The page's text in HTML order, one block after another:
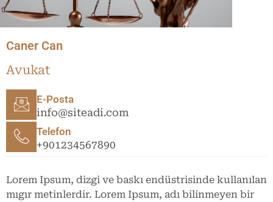
Caner Can
Avukat
E-Posta
info@siteadi.com
Telefon
+901234567890
Lorem Ipsum, dizgi ve baskı endüstrisinde kullanılan
mıgır metinlerdir. Lorem Ipsum, adı bilinmeyen bir